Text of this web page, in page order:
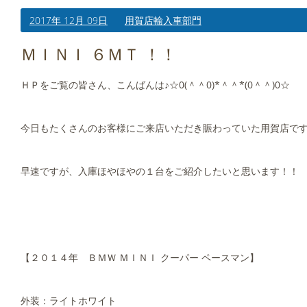
2017年 12月 09日 用賀店輸入車部門
ＭＩＮＩ ６ＭＴ ！！
ＨＰをご覧の皆さん、こんばんは♪☆0(＾＾0)*＾＾*(0＾＾)0☆
今日もたくさんのお客様にご来店いただき賑わっていた用賀店で
早速ですが、入庫ほやほやの１台をご紹介したいと思います！！
【２０１４年 ＢＭＷ ＭＩＮＩ クーパー ペースマン】
外装：ライトホワイト